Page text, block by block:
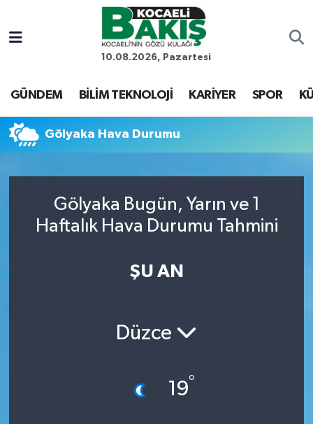
10.08.2026, Pazartesi
GÜNDEM BİLİM TEKNOLOJİ KARİYER SPOR
Gölyaka Hava Durumu
Gölyaka Bugün, Yarın ve 1
Haftalık Hava Durumu Tahmini
ŞU AN
Düzce
19°
Kocaeli Nöbetçi Eczaneler
Kocaeli Hava Durumu
Tüm Manşetler
Son Dakika Haberleri